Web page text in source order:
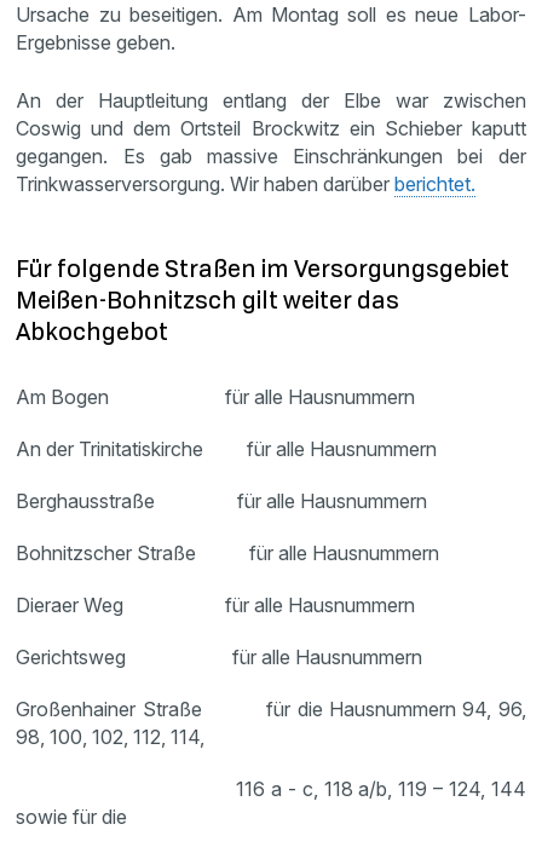
Ursache zu beseitigen. Am Montag soll es neue Labor-
Ergebnisse geben.
An der Hauptleitung entlang der Elbe war zwischen
Coswig und dem Ortsteil Brockwitz ein Schieber kaputt
gegangen. Es gab massive Einschränkungen bei der
Trinkwasserversorgung. Wir haben darüberberichtet.
Für folgende Straßen im Versorgungsgebiet
Meißen-Bohnitzsch gilt weiter das
Abkochgebot
Am Bogen für alle Hausnummern
An der Trinitatiskirche für alle Hausnummern
Berghausstraße für alle Hausnummern
Bohnitzscher Straße für alle Hausnummern
Dieraer Weg für alle Hausnummern
Gerichtsweg für alle Hausnummern
Großenhainer Straße für die Hausnummern 94, 96,
98, 100, 102, 112, 114,
116 a - c, 118 a/b, 119 – 124, 144
sowie für die